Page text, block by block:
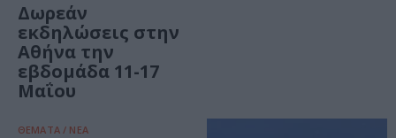
Δωρεάν
εκδηλώσεις στην
Αθήνα την
εβδομάδα 11-17
Μαΐου
ΘΕΜΑΤΑ / ΝΕΑ